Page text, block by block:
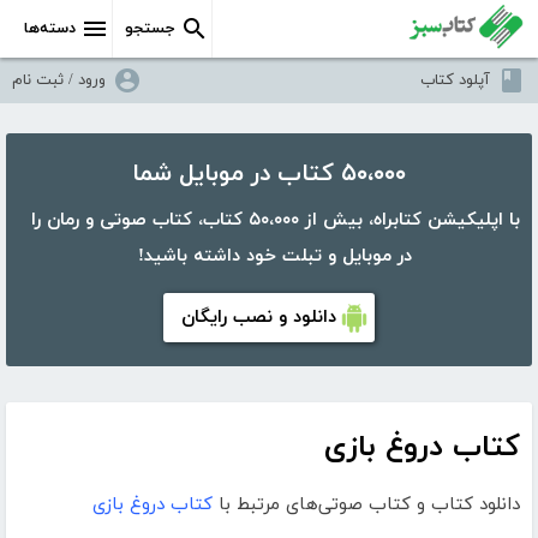
دسته‌ها جستجو
آپلود کتاب ورود / ثبت نام
۵۰،۰۰۰ کتاب در موبایل شما
با اپلیکیشن کتابراه، بیش از ۵۰،۰۰۰ کتاب، کتاب صوتی و رمان را
در موبایل و تبلت خود داشته باشید!
دانلود و نصب رایگان
کتاب دروغ بازی
دانلود کتاب و کتاب صوتی‌های مرتبط با کتاب دروغ بازی